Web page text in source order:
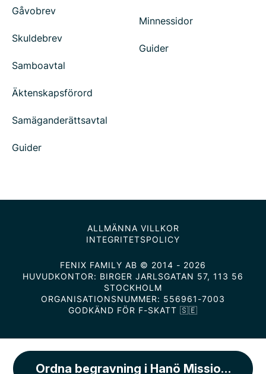
Ordna begravning i Hanö Missionshus
Gåvobrev
Skuldebrev
Samboavtal
Äktenskapsförord
Samäganderättsavtal
Guider
Minnessidor
Guider
ALLMÄNNA VILLKOR
INTEGRITETSPOLICY
FENIX FAMILY AB © 2014 - 2026
HUVUDKONTOR: BIRGER JARLSGATAN 57, 113 56
STOCKHOLM
ORGANISATIONSNUMMER: 556961-7003
GODKÄND FÖR F-SKATT 🇸🇪